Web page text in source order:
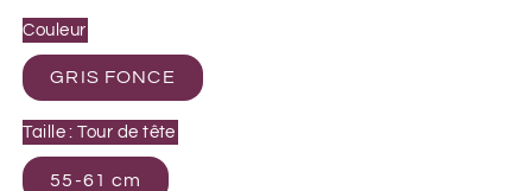
Couleur
GRIS FONCE
Taille : Tour de tête
55-61 cm